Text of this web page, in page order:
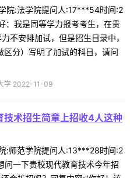
院:法学院提问人:17***54时间:2
我是同等学力报考考生，在贵
不安排加试，但是招生目录中，
分）写明了加试的科目，请问
学 2022-11-09
技术招生简章上招收4人这种
:师范学院提问人:13***28时间:2
一下贵校现代教育技术今年招